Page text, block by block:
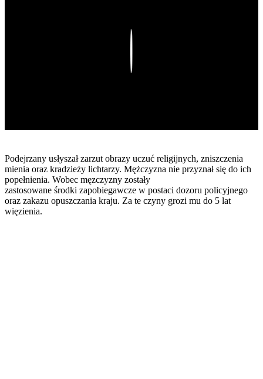
Podejrzany usłyszał zarzut obrazy uczuć religijnych, zniszczenia
mienia oraz kradzieży lichtarzy. Mężczyzna nie przyznał się do ich
popełnienia. Wobec męzczyzny zostały
zastosowane środki zapobiegawcze w postaci dozoru policyjnego
oraz zakazu opuszczania kraju. Za te czyny grozi mu do 5 lat
więzienia.